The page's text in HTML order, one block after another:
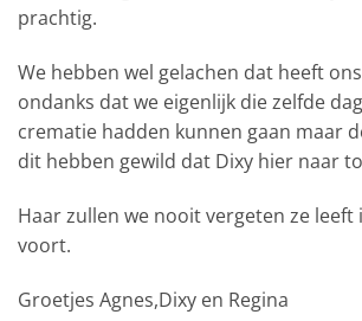
prachtig.
We hebben wel gelachen dat heeft
ondanks dat we eigenlijk die zelfde
crematie hadden kunnen gaan maar
dit hebben gewild dat Dixy hier naar
Haar zullen we nooit vergeten ze
voort.
Groetjes Agnes,Dixy en Regina